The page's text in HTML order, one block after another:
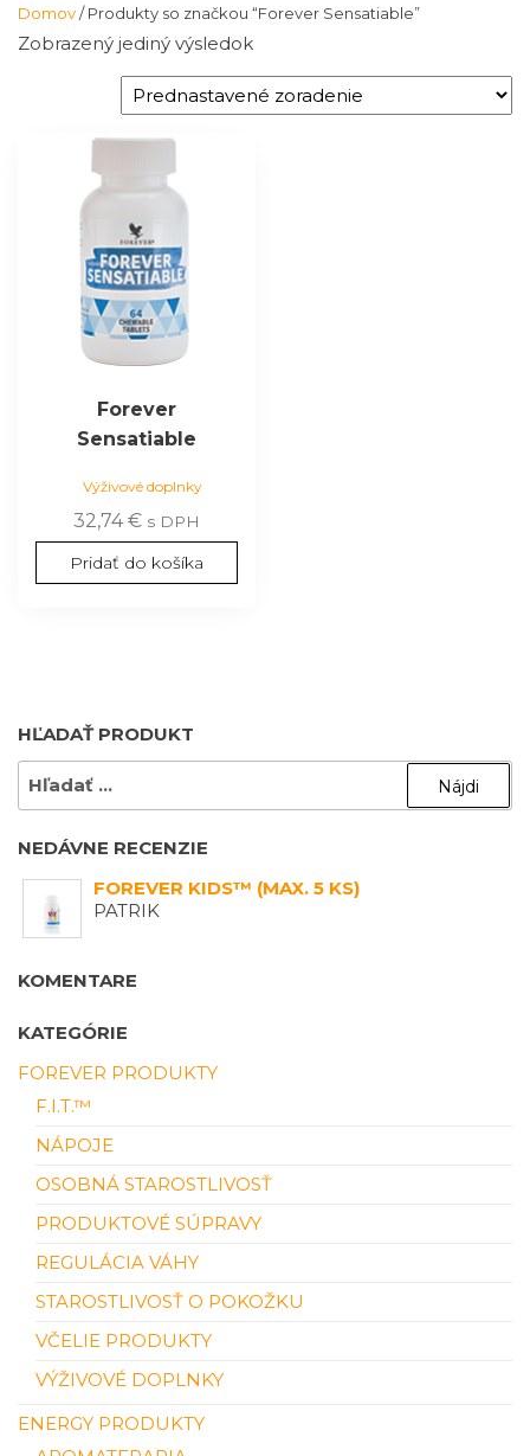
Domov/ Produkty so značkou “Forever Sensatiable”
Zobrazený jediný výsledok
Forever
Sensatiable
Výživové doplnky
32,74€ s DPH
Pridať do košíka
HĽADAŤ PRODUKT
HĽADAŤ:
NEDÁVNE RECENZIE
FOREVER KIDS™ (MAX. 5 KS)
PATRIK
KOMENTARE
KATEGÓRIE
FOREVER PRODUKTY
F.I.T.™
NÁPOJE
OSOBNÁ STAROSTLIVOSŤ
PRODUKTOVÉ SÚPRAVY
REGULÁCIA VÁHY
STAROSTLIVOSŤ O POKOŽKU
VČELIE PRODUKTY
VÝŽIVOVÉ DOPLNKY
ENERGY PRODUKTY